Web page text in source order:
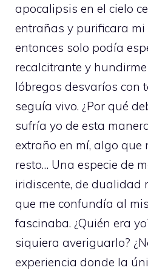
apocalipsis en el cielo
entrañas y purificara mi
entonces solo podía
recalcitrante y
lóbregos desvaríos con
seguía vivo. ¿Por qué
sufría yo de esta
extraño en mí, algo que
resto… Una especie de
iridiscente, de dualidad
que me confundía al
fascinaba. ¿Quién era
siquiera averiguarlo?
experiencia donde la